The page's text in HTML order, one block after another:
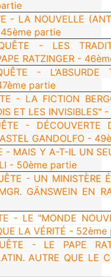
- LA NOUVELLE
45ème partie
- LES
RATZINGER -
- L’ABSURDE
partie
- LA FICTION
ET LES
- DÉCOUVERTE
GANDOLFO -
- MAIS Y A-T-IL UN
- 50ème partie
- UN MINISTÈRE
GÄNSWEIN EN
- LE "MONDE
LA VÉRITÉ -
- LE PAPE
AUTRE QUE LE